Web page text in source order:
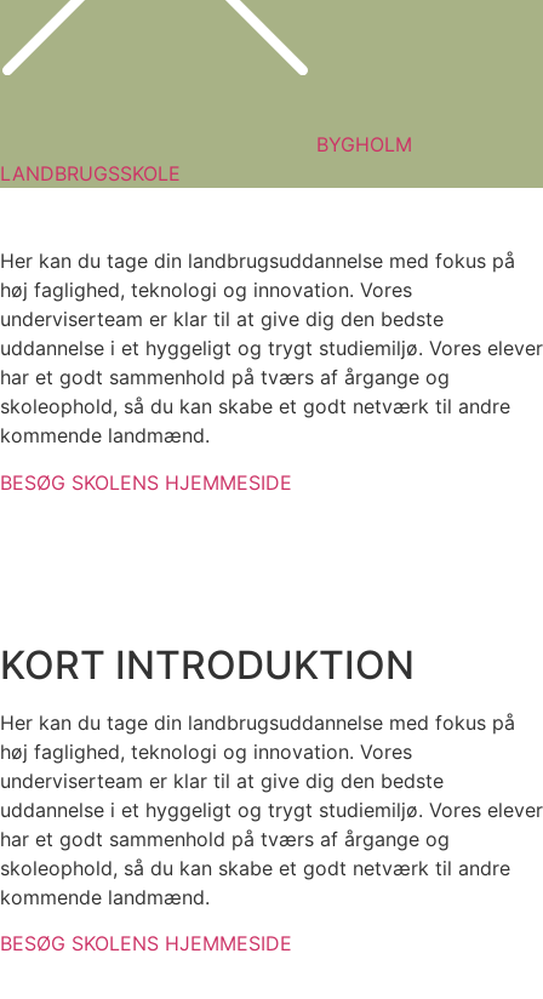
BYGHOLM
LANDBRUGSSKOLE
Her kan du tage din landbrugsuddannelse med fokus på
høj faglighed, teknologi og innovation. Vores
underviserteam er klar til at give dig den bedste
uddannelse i et hyggeligt og trygt studiemiljø. Vores elever
har et godt sammenhold på tværs af årgange og
skoleophold, så du kan skabe et godt netværk til andre
kommende landmænd.
BESØG SKOLENS HJEMMESIDE
KORT INTRODUKTION
Her kan du tage din landbrugsuddannelse med fokus på
høj faglighed, teknologi og innovation. Vores
underviserteam er klar til at give dig den bedste
uddannelse i et hyggeligt og trygt studiemiljø. Vores elever
har et godt sammenhold på tværs af årgange og
skoleophold, så du kan skabe et godt netværk til andre
kommende landmænd.
BESØG SKOLENS HJEMMESIDE